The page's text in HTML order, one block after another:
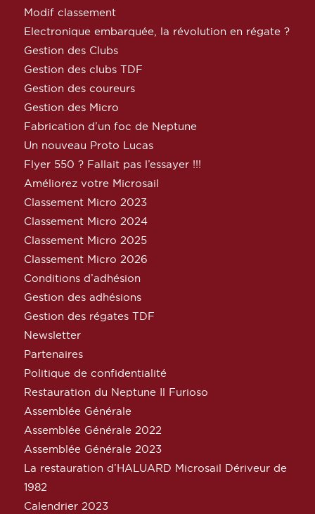
Modif classement
Electronique embarquée, la révolution en régate ?
Gestion des Clubs
Gestion des clubs TDF
Gestion des coureurs
Gestion des Micro
Fabrication d’un foc de Neptune
Un nouveau Proto Lucas
Flyer 550 ? Fallait pas l’essayer !!!
Améliorez votre Microsail
Classement Micro 2023
Classement Micro 2024
Classement Micro 2025
Classement Micro 2026
Conditions d’adhésion
Gestion des adhésions
Gestion des régates TDF
Newsletter
Partenaires
Politique de confidentialité
Restauration du Neptune Il Furioso
Assemblée Générale
Assemblée Générale 2022
Assemblée Générale 2023
La restauration d’HALUARD Microsail Dériveur de
1982
Calendrier 2023